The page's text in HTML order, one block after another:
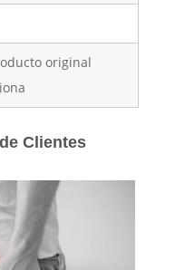
original
Clientes